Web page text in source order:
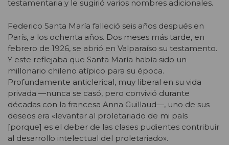
testamentaria y le sugirió varios nombres adicionales.
Federico Santa María falleció seis años después en
París, a los ochenta años. Dos meses más tarde, en
febrero de 1926, se abrió en Valparaíso su testamento.
Y este reflejaba que Santa María había sido un
millonario chileno atípico para su época.
Profundamente anticlerical, muy liberal en su vida
privada —nunca se casó, pero convivió durante
décadas con la francesa Anna Guillaud—, uno de sus
deseos era «levantar al proletariado de mi país
[porque] es el deber de las clases pudientes contribuir
al desarrollo intelectual del proletariado».